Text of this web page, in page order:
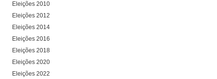
Eleições 2010
Eleições 2012
Eleições 2014
Eleições 2016
Eleições 2018
Eleições 2020
Eleições 2022